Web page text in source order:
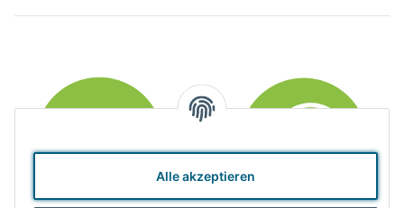
Alle akzeptieren